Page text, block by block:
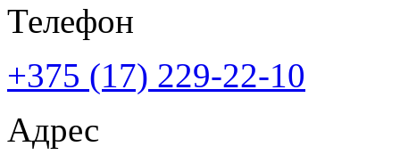
Телефон
+375 (17) 229-22-10
Адрес